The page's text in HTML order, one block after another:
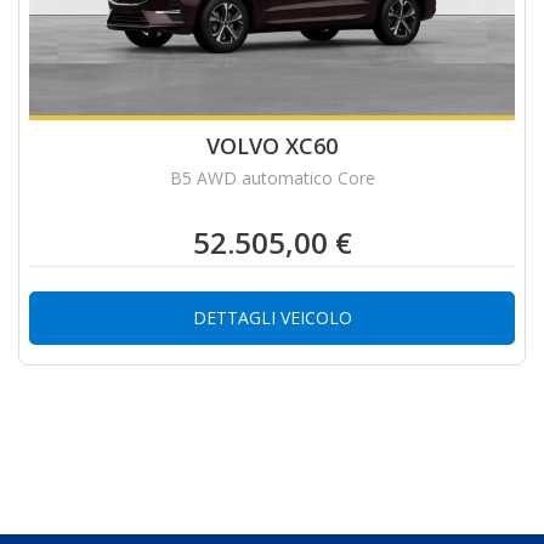
VOLVO XC60
B5 AWD automatico Core
52.505,00 €
DETTAGLI VEICOLO